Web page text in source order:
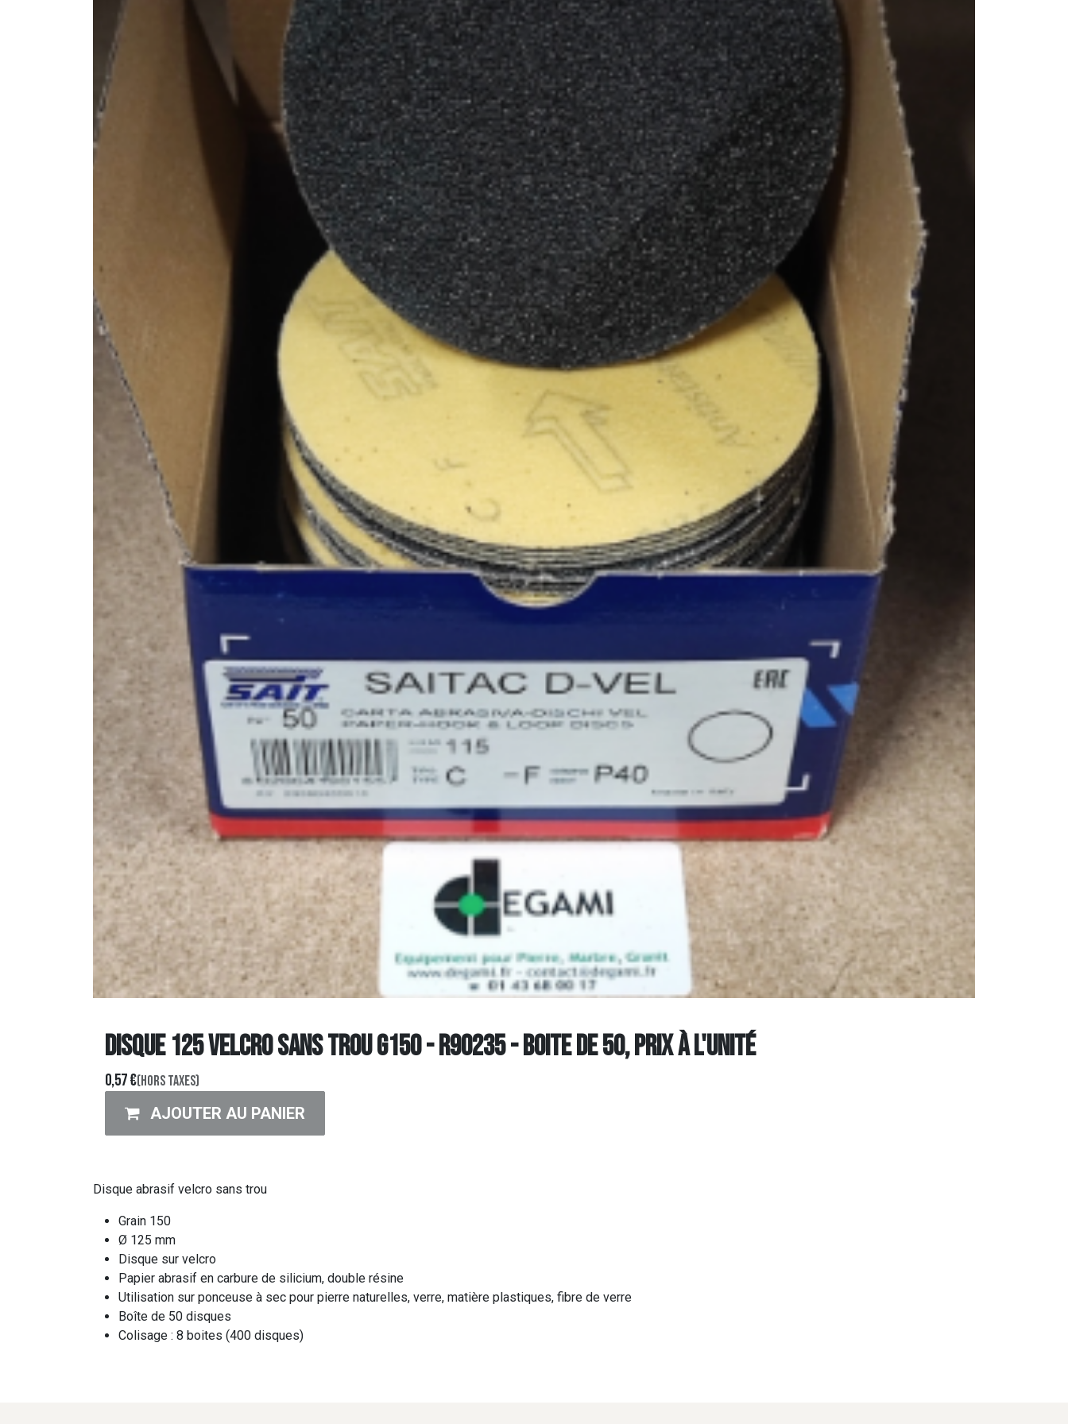
DISQUE 125 Velcro Sans Trou G150 - R90235 - Boite de 50, prix à l'unité
0,57€(Hors taxes)
AJOUTER AU PANIER
Disque abrasif velcro sans trou
Grain 150
Ø 125 mm
Disque sur velcro
Papier abrasif en carbure de silicium, double résine
Utilisation sur ponceuse à sec pour pierre naturelles, verre, matière plastiques, fibre de verre
Boîte de 50 disques
Colisage : 8 boites (400 disques)